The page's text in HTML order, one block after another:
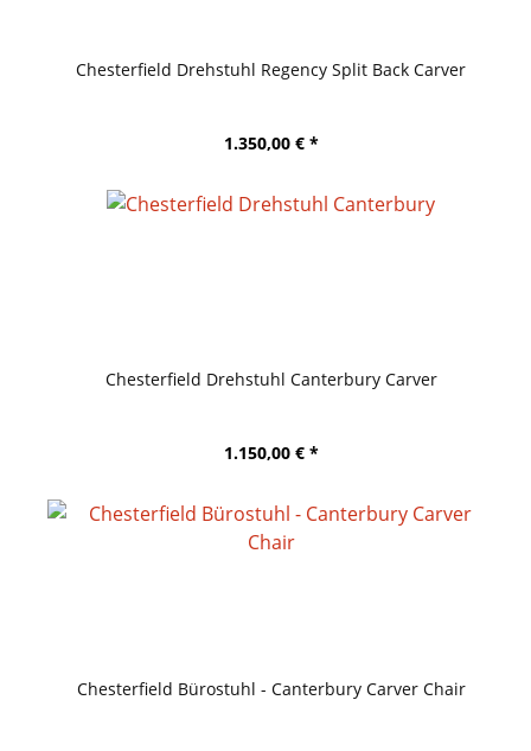
Chesterfield Drehstuhl Regency Split Back Carver
1.350,00 € *
Chesterfield Drehstuhl Canterbury Carver
1.150,00 € *
Chesterfield Bürostuhl - Canterbury Carver Chair